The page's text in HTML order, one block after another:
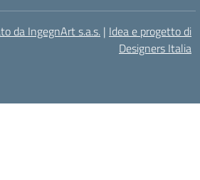
da IngegnArt s.a.s. | Idea e progetto di
Designers Italia